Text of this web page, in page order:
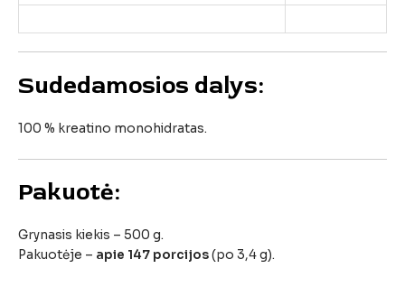
Sudedamosios dalys:
100 % kreatino monohidratas.
Pakuotė:
Grynasis kiekis – 500 g.
Pakuotėje – apie 147 porcijos(po 3,4g).